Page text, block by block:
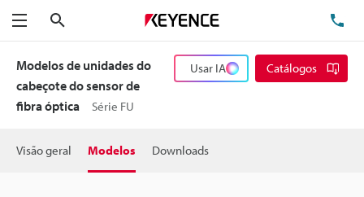
Menu
Modelos de unidades do
cabeçote do sensor de
fibra óptica
Série FU
Usar IA Catálogos
Visão geral Modelos Downloads